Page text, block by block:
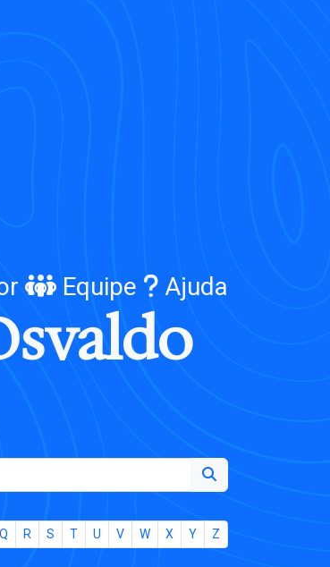
Equipe Ajuda
svaldo
Q R S T U V W X Y Z